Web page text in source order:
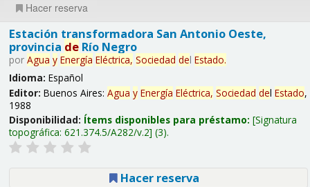
Hacer reserva
Estación transformadora San Antonio Oeste,
provincia deRío Negro
por Agua y Energía Eléctrica, Sociedad del Estado.
Idioma: Español
Editor: Buenos Aires: Agua y Energía Eléctrica, Sociedad del Estado,
1988
Disponibilidad: Ítems disponibles para préstamo: Signatura
topográfica: 621.374.5/A282/v.2 (3).
Hacer reserva